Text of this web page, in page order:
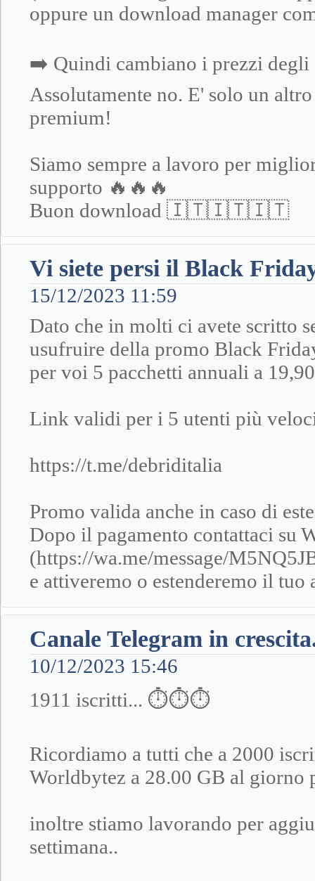
oppure un download manager
➡️ Quindi cambiano i prezzi degli
Assolutamente no. E' solo un
premium!
Siamo sempre a lavoro per
supporto 🔥🔥🔥
Buon download 🇮🇹🇮🇹🇮🇹
Vi siete persi il Black
15/12/2023 11:59
Dato che in molti ci avete scritto
usufruire della promo Black
per voi 5 pacchetti annuali a
Link validi per i 5 utenti più
https://t.me/debriditalia
Promo valida anche in caso di
Dopo il pagamento contattaci su
(https://wa.me/message/
e attiveremo o estenderemo
Canale Telegram in
10/12/2023 15:46
1911 iscritti... ⏱⏱⏱
Ricordiamo a tutti che a 2000
Worldbytez a 28.00 GB al giorno
inoltre stiamo lavorando per
settimana..